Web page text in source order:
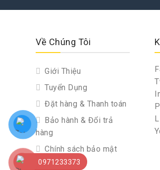
Về Chúng Tôi
Giới Thiệu
Tuyển Dụng
Đặt hàng & Thanh toán
Bảo hành & Đổi trả
hàng
Chính sách bảo mật
0971233373